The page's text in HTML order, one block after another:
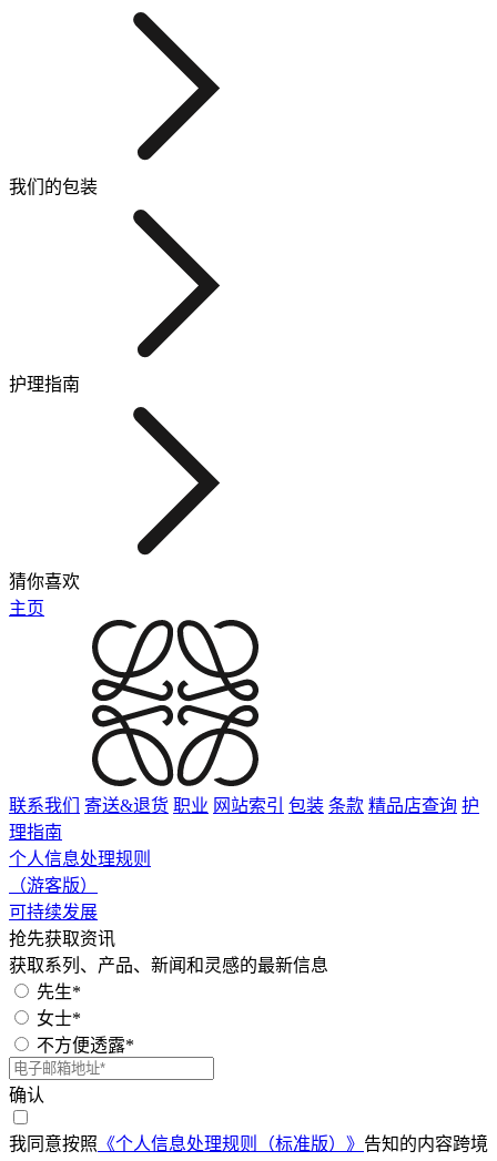
我们的包装
护理指南
猜你喜欢
主页
联系我们 寄送&退货 职业 网站索引 包装 条款 精品店查询 护
理指南
个人信息处理规则
（游客版）
可持续发展
抢先获取资讯
获取系列、产品、新闻和灵感的最新信息
先生*
女士*
不方便透露*
确认
我同意按照 《个人信息处理规则（标准版）》 告知的内容跨境